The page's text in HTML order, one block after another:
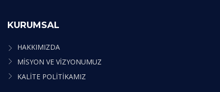
KURUMSAL
HAKKIMIZDA
MİSYON VE VİZYONUMUZ
KALİTE POLİTİKAMIZ